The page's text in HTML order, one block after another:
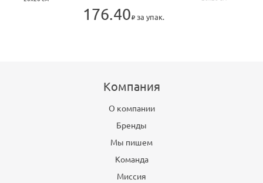
176.40 за упак.
Компания
О компании
Бренды
Мы пишем
Команда
Миссия